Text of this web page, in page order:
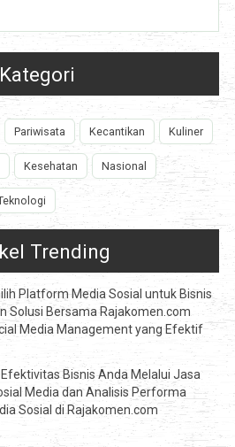
Kategori
Pariwisata Kecantikan Kuliner
Kesehatan Nasional
Trending
Platform Media Sosial untuk Bisnis
Solusi Bersama Rajakomen.com
Media Management yang Efektif
Bisnis Anda Melalui Jasa
Media dan Analisis Performa
Sosial di Rajakomen.com